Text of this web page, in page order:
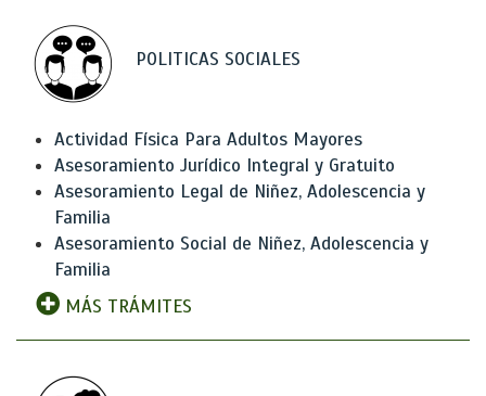
POLITICAS SOCIALES
Actividad Física Para Adultos Mayores
Asesoramiento Jurídico Integral y Gratuito
Asesoramiento Legal de Niñez, Adolescencia y
Familia
Asesoramiento Social de Niñez, Adolescencia y
Familia
MÁS TRÁMITES